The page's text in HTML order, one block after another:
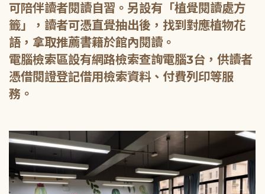
可陪伴讀者閱讀自習。另設有「植覺閱讀處方
籤」，讀者可憑直覺抽出後，找到對應植物花
語，拿取推薦書籍於館內閱讀。
電腦檢索區設有網路檢索查詢電腦3台，供讀者
憑借閱證登記借用檢索資料、付費列印等服
務。